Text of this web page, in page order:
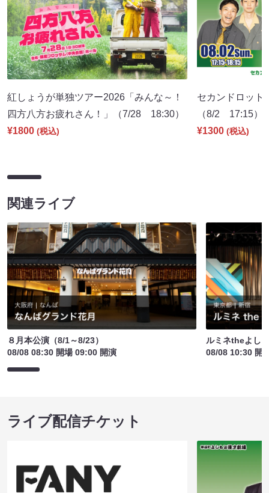
紅しょうが単独ツアー2026「みんな～！
四方八方お疲れさん！」（7/28 18:30）
¥1800 (税込)
セカンドロット
（8/2 17:15）
¥1300 (税込)
関連ライブ
８月本公演（8/1～8/23）
08/08 08:30 開場 09:00 開演
ルミネtheよし
08/08 10:30 開
ライブ配信チケット